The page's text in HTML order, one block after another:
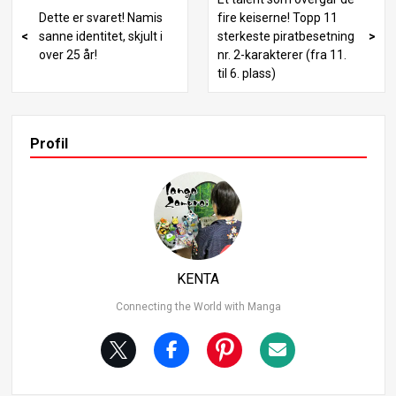
ne sammen. Hvis du er en ONE PIECE-fan, vil du ikke gå g
lipp av dette! VIVRECARD Informasjon om Egghead-bue
n En av de viktigste avsløringene fra Egghead-buen han
dler om Jewelry Bonneys evner. Selv om mye om henne
s “aldringsfrukt” (Toshi Toshi no Mi) ble avslørt i hovedhis
Armament Haki - en imponerende bragd for en som er s
å ung. VIVRECARDet dykker dessuten ned i Bonneys hist
orie, og avslører at hun kommer fra Mary Geoise. Kontra
sten mellom hennes faktiske alder og utseende spiller e
n viktig rolle i historien, og bakgrunnen hennes blir utfors
ket i enda større detalj gjennom kortene. Mysteriet rundt
Zaros Haki La oss nå fokusere på et av de mest omtalte
ountry-buen demonstrerte Zoro det som så ut til å være
Conqueror’s Haki.
Dette er svaret! Namis
sanne identitet, skjult i
over 25 år!
fire keiserne! Topp 11
sterkeste piratbesetning
nr. 2-karakterer (fra 11.
til 6. plass)
Profil
KENTA
Connecting the World with Manga